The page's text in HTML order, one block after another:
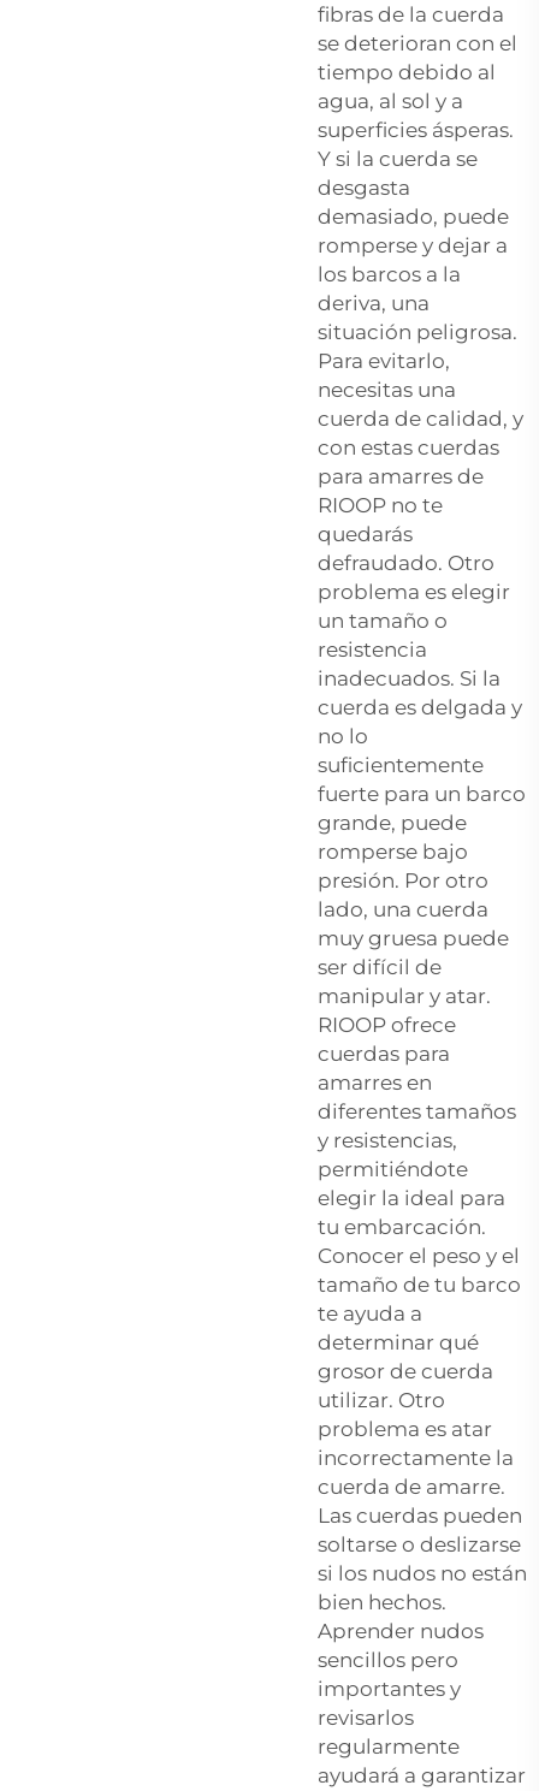
fibras de la cuerda
se deterioran con el
tiempo debido al
agua, al sol y a
superficies ásperas.
Y si la cuerda se
desgasta
demasiado, puede
romperse y dejar a
los barcos a la
deriva, una
situación peligrosa.
Para evitarlo,
necesitas una
cuerda de calidad, y
con estas cuerdas
para amarres de
RIOOP no te
quedarás
defraudado. Otro
problema es elegir
un tamaño o
resistencia
inadecuados. Si la
cuerda es delgada y
no lo
suficientemente
fuerte para un barco
grande, puede
romperse bajo
presión. Por otro
lado, una cuerda
muy gruesa puede
ser difícil de
manipular y atar.
RIOOP ofrece
cuerdas para
amarres en
diferentes tamaños
y resistencias,
permitiéndote
elegir la ideal para
tu embarcación.
Conocer el peso y el
tamaño de tu barco
te ayuda a
determinar qué
grosor de cuerda
utilizar. Otro
problema es atar
incorrectamente la
cuerda de amarre.
Las cuerdas pueden
soltarse o deslizarse
si los nudos no están
bien hechos.
Aprender nudos
sencillos pero
importantes y
revisarlos
regularmente
ayudará a garantizar